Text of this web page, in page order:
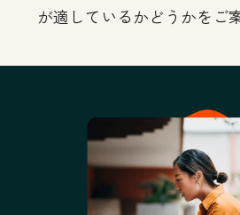
が適しているかどうかをご